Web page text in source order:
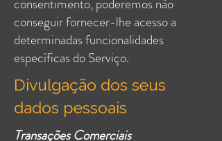
conseguir fornecer-lhe acesso a
determinadas funcionalidades
específicas do Serviço.
Divulgação dos seus
dados pessoais
Transações Comerciais